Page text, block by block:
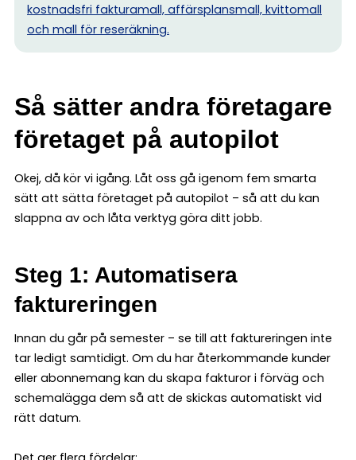
kostnadsfri fakturamall, affärsplansmall, kvittomall
och mall för reseräkning.
Så sätter andra företagare
företaget på autopilot
Okej, då kör vi igång. Låt oss gå igenom fem smarta
sätt att sätta företaget på autopilot – så att du kan
slappna av och låta verktyg göra ditt jobb.
Steg 1: Automatisera
faktureringen
Innan du går på semester – se till att faktureringen inte
tar ledigt samtidigt. Om du har återkommande kunder
eller abonnemang kan du skapa fakturor i förväg och
schemalägga dem så att de skickas automatiskt vid
rätt datum.